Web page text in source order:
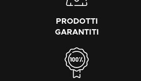
PRODOTTI
GARANTITI